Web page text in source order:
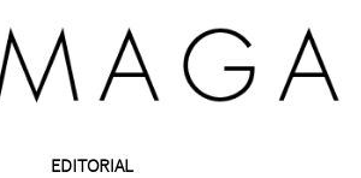
EDITORIAL